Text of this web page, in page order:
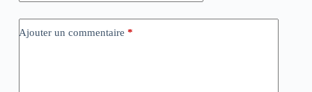
Ajouter un commentaire *